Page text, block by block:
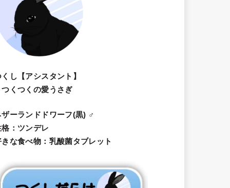
くし【アシスタント】
つくつくの愛うさぎ
ザーランドドワーフ(黒) ♂
格：ツンデレ
きな食べ物：乳酸菌タブレット